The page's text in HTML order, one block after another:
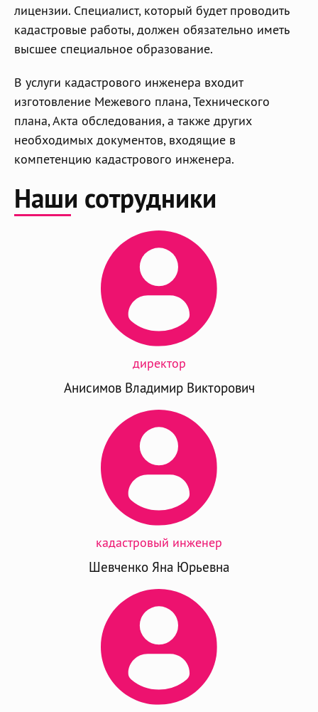
лицензии. Специалист, который будет проводить
кадастровые работы, должен обязательно иметь
высшее специальное образование.
В услуги кадастрового инженера входит
изготовление Межевого плана, Технического
плана, Акта обследования, а также других
необходимых документов, входящие в
компетенцию кадастрового инженера.
Наши сотрудники
директор
Анисимов Владимир Викторович
кадастровый инженер
Шевченко Яна Юрьевна